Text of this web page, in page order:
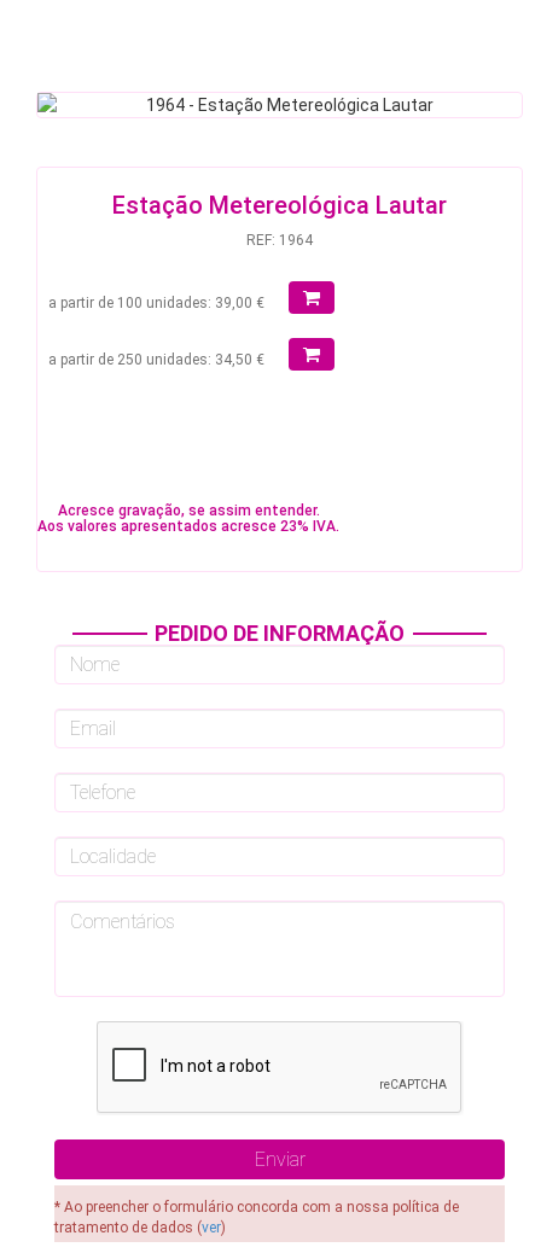
Estação Metereológica Lautar
REF: 1964
a partir de 100 unidades: 39,00 €
a partir de 250 unidades: 34,50 €
Acresce gravação, se assim entender.
Aos valores apresentados acresce 23% IVA.
PEDIDO DE INFORMAÇÃO
* Ao preencher o formulário concorda com a nossa política de
tratamento de dados (ver)